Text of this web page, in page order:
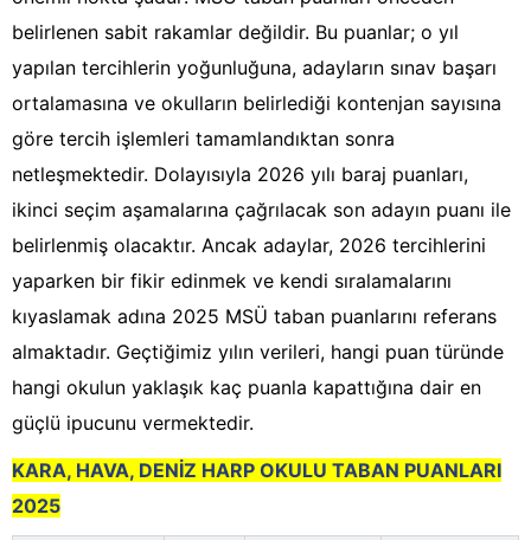
belirlenen sabit rakamlar değildir. Bu puanlar; o yıl
yapılan tercihlerin yoğunluğuna, adayların sınav başarı
ortalamasına ve okulların belirlediği kontenjan sayısına
göre tercih işlemleri tamamlandıktan sonra
netleşmektedir. Dolayısıyla 2026 yılı baraj puanları,
ikinci seçim aşamalarına çağrılacak son adayın puanı ile
belirlenmiş olacaktır. Ancak adaylar, 2026 tercihlerini
yaparken bir fikir edinmek ve kendi sıralamalarını
kıyaslamak adına 2025 MSÜ taban puanlarını referans
almaktadır. Geçtiğimiz yılın verileri, hangi puan türünde
hangi okulun yaklaşık kaç puanla kapattığına dair en
güçlü ipucunu vermektedir.
KARA, HAVA, DENİZ HARP OKULU TABAN PUANLARI
2025